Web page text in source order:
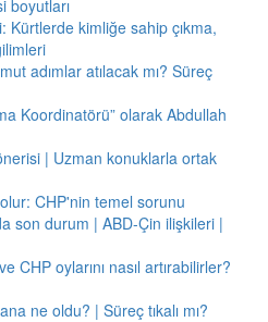
boyutları
Kürtlerde kimliğe sahip çıkma,
adımlar atılacak mı? Süreç
Koordinatörü” olarak Abdullah
| Uzman konuklarla ortak
CHP'nin temel sorunu
son durum | ABD-Çin ilişkileri |
CHP oylarını nasıl artırabilirler?
ne oldu? | Süreç tıkalı mı?